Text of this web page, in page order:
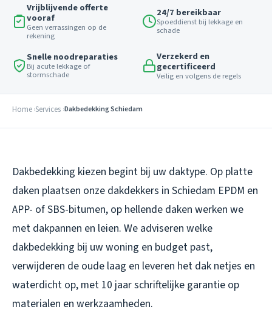
Vrijblijvende offerte
vooraf
Geen verrassingen op de
rekening
24/7 bereikbaar
Spoeddienst bij lekkage en
schade
Snelle noodreparaties
Bij acute lekkage of
stormschade
Verzekerd en
gecertificeerd
Veilig en volgens de regels
Home Services Dakbedekking Schiedam
Dakbedekking kiezen begint bij uw daktype. Op platte
daken plaatsen onze dakdekkers in Schiedam EPDM en
APP- of SBS-bitumen, op hellende daken werken we
met dakpannen en leien. We adviseren welke
dakbedekking bij uw woning en budget past,
verwijderen de oude laag en leveren het dak netjes en
waterdicht op, met 10 jaar schriftelijke garantie op
materialen en werkzaamheden.